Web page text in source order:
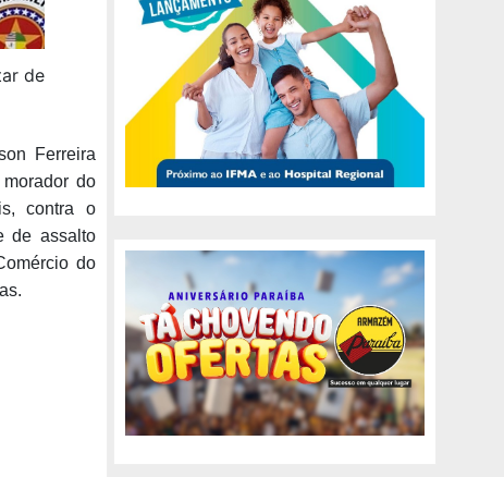
de
Ferreira
do
contra o
de assalto
do